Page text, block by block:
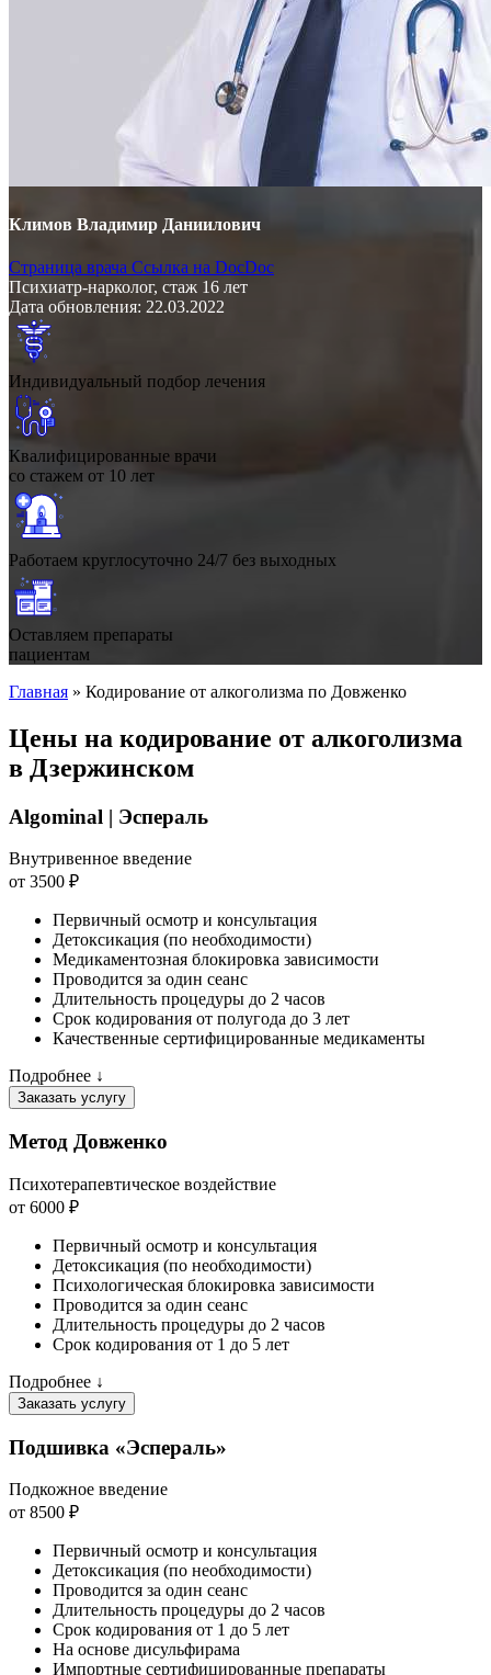
Климов Владимир Даниилович
Страница врача Ссылка на DocDoc
Психиатр-нарколог, стаж 16 лет
Дата обновления: 22.03.2022
Индивидуальный подбор лечения
Квалифицированные врачи
со стажем от 10 лет
Работаем круглосуточно 24/7 без выходных
Оставляем препараты
пациентам
Главная » Кодирование от алкоголизма по Довженко
Цены на кодирование от алкоголизма
в Дзержинском
Algominal | Эспераль
Внутривенное введение
от 3500 ₽
Первичный осмотр и консультация
Детоксикация (по необходимости)
Медикаментозная блокировка зависимости
Проводится за один сеанс
Длительность процедуры до 2 часов
Срок кодирования от полугода до 3 лет
Качественные сертифицированные медикаменты
Подробнее ↓
Заказать услугу
Метод Довженко
Психотерапевтическое воздействие
от 6000 ₽
Первичный осмотр и консультация
Детоксикация (по необходимости)
Психологическая блокировка зависимости
Проводится за один сеанс
Длительность процедуры до 2 часов
Срок кодирования от 1 до 5 лет
Подробнее ↓
Заказать услугу
Подшивка «Эспераль»
Подкожное введение
от 8500 ₽
Первичный осмотр и консультация
Детоксикация (по необходимости)
Проводится за один сеанс
Длительность процедуры до 2 часов
Срок кодирования от 1 до 5 лет
На основе дисульфирама
Импортные сертифицированные препараты